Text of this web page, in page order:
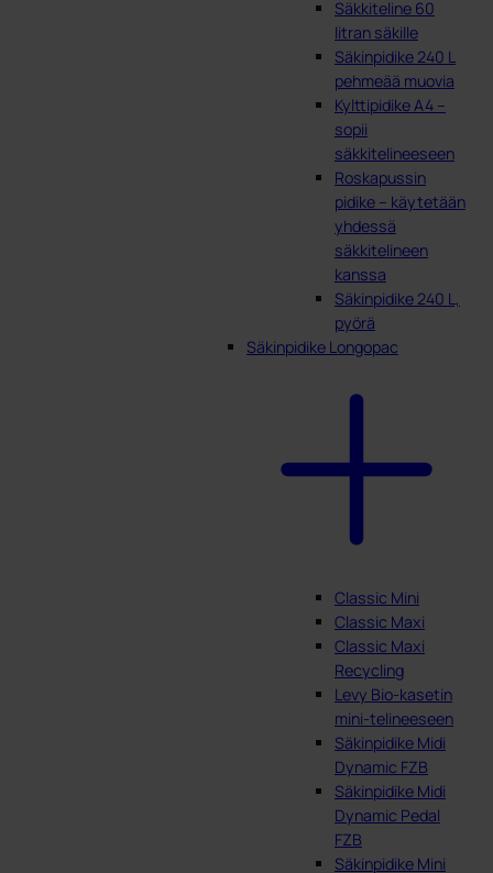
Säkkiteline 60
litran säkille
Säkinpidike 240 L
pehmeää muovia
Kylttipidike A4 –
sopii
säkkitelineeseen
Roskapussin
pidike – käytetään
yhdessä
säkkitelineen
kanssa
Säkinpidike 240 L,
pyörä
Säkinpidike Longopac
Classic Mini
Classic Maxi
Classic Maxi
Recycling
Levy Bio-kasetin
mini-telineeseen
Säkinpidike Midi
Dynamic FZB
Säkinpidike Midi
Dynamic Pedal
FZB
Säkinpidike Mini